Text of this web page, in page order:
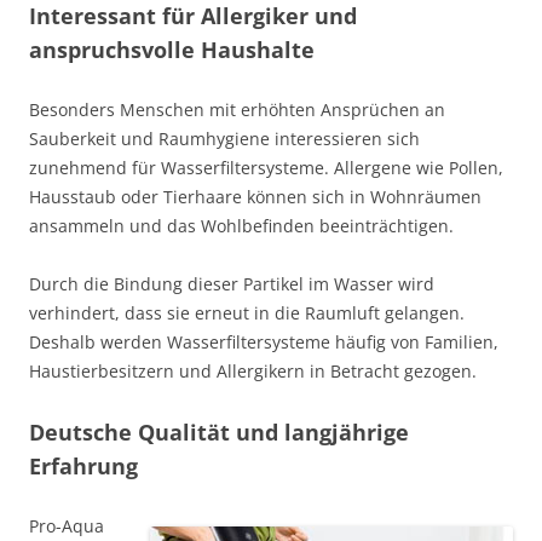
Interessant für Allergiker und
anspruchsvolle Haushalte
Besonders Menschen mit erhöhten Ansprüchen an
Sauberkeit und Raumhygiene interessieren sich
zunehmend für Wasserfiltersysteme. Allergene wie Pollen,
Hausstaub oder Tierhaare können sich in Wohnräumen
ansammeln und das Wohlbefinden beeinträchtigen.
Durch die Bindung dieser Partikel im Wasser wird
verhindert, dass sie erneut in die Raumluft gelangen.
Deshalb werden Wasserfiltersysteme häufig von Familien,
Haustierbesitzern und Allergikern in Betracht gezogen.
Deutsche Qualität und langjährige
Erfahrung
Pro-Aqua